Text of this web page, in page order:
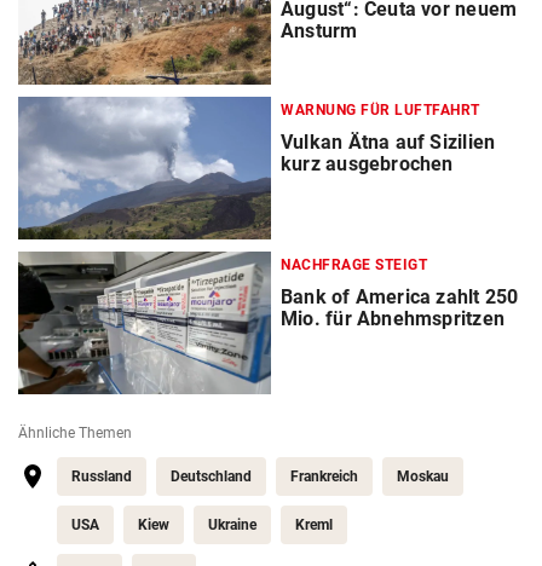
August“: Ceuta vor neuem
Ansturm
WARNUNG FÜR LUFTFAHRT
Vulkan Ätna auf Sizilien
kurz ausgebrochen
NACHFRAGE STEIGT
Bank of America zahlt 250
Mio. für Abnehmspritzen
Ähnliche Themen
Russland Deutschland Frankreich Moskau
USA Kiew Ukraine Kreml